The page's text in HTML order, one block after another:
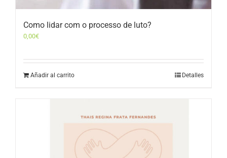
Como lidar com o processo de luto?
0,00€
Añadir al carrito Detalles